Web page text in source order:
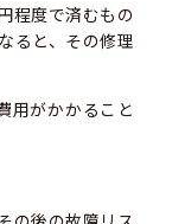
程度で済むもの
ると、その修理
用がかかること